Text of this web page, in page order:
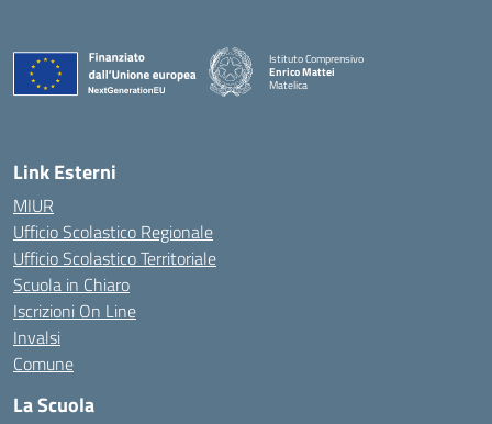
Istituto Comprensivo
Enrico Mattei
Matelica
Link Esterni
MIUR
Ufficio Scolastico Regionale
Ufficio Scolastico Territoriale
Scuola in Chiaro
Iscrizioni On Line
Invalsi
Comune
La Scuola